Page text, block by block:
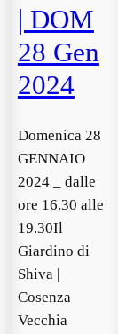
| DOM
28 Gen
2024
Domenica 28
GENNAIO
2024 _ dalle
ore 16.30 alle
19.30Il
Giardino di
Shiva |
Cosenza
Vecchia